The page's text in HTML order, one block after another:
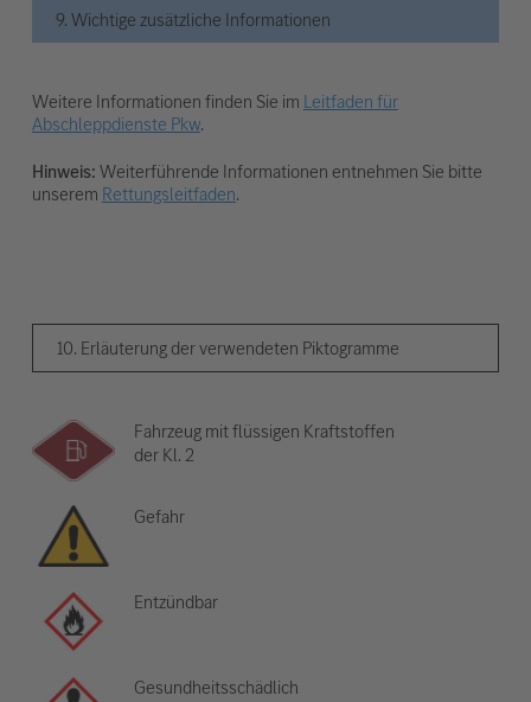
9. Wichtige zusätzliche Informationen
Weitere Informationen finden Sie im Leitfaden für
Abschleppdienste Pkw.
Hinweis:Weiterführende Informationen entnehmen Sie bitte
unserem Rettungsleitfaden.
10. Erläuterung der verwendeten Piktogramme
Fahrzeug mit flüssigen Kraftstoffen
der Kl. 2
Gefahr
Entzündbar
Gesundheitsschädlich